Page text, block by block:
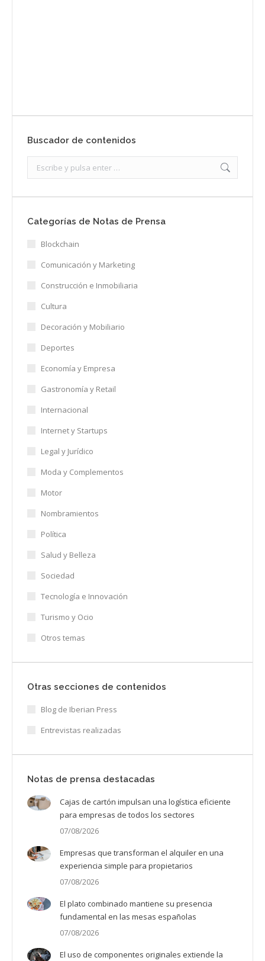
Buscador de contenidos
Categorías de Notas de Prensa
Blockchain
Comunicación y Marketing
Construcción e Inmobiliaria
Cultura
Decoración y Mobiliario
Deportes
Economía y Empresa
Gastronomía y Retail
Internacional
Internet y Startups
Legal y Jurídico
Moda y Complementos
Motor
Nombramientos
Política
Salud y Belleza
Sociedad
Tecnología e Innovación
Turismo y Ocio
Otros temas
Otras secciones de contenidos
Blog de Iberian Press
Entrevistas realizadas
Notas de prensa destacadas
Cajas de cartón impulsan una logística eficiente
para empresas de todos los sectores
07/08/2026
Empresas que transforman el alquiler en una
experiencia simple para propietarios
07/08/2026
El plato combinado mantiene su presencia
fundamental en las mesas españolas
07/08/2026
El uso de componentes originales extiende la